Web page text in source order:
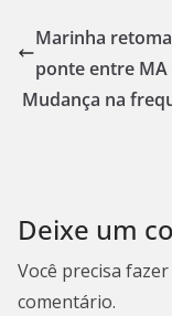
Marinha
ponte entre MA
Mudança na
Deixe um
Você precisa
comentário.